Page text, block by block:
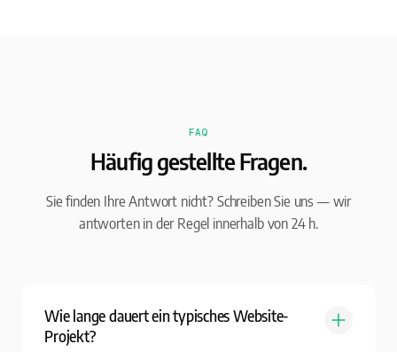
FAQ
Häufig gestellte Fragen.
Sie finden Ihre Antwort nicht? Schreiben Sie uns — wir
antworten in der Regel innerhalb von 24 h.
Wie lange dauert ein typisches Website-
Projekt?